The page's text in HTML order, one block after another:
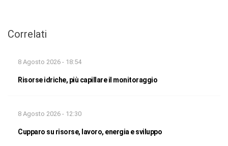
Correlati
8 Agosto 2026 - 18:54
Risorse idriche, più capillare il monitoraggio
8 Agosto 2026 - 12:30
Cupparo su risorse, lavoro, energia e sviluppo